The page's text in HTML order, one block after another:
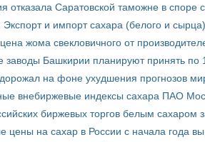
отказала Саратовской таможне в
и импорт сахара (белого и
жома свекловичного от
заводы Башкирии планируют принять по
на фоне ухудшения прогнозов
внебиржевые индексы сахара ПАО
биржевых торгов белым сахаром
цены на сахар в России с начала года